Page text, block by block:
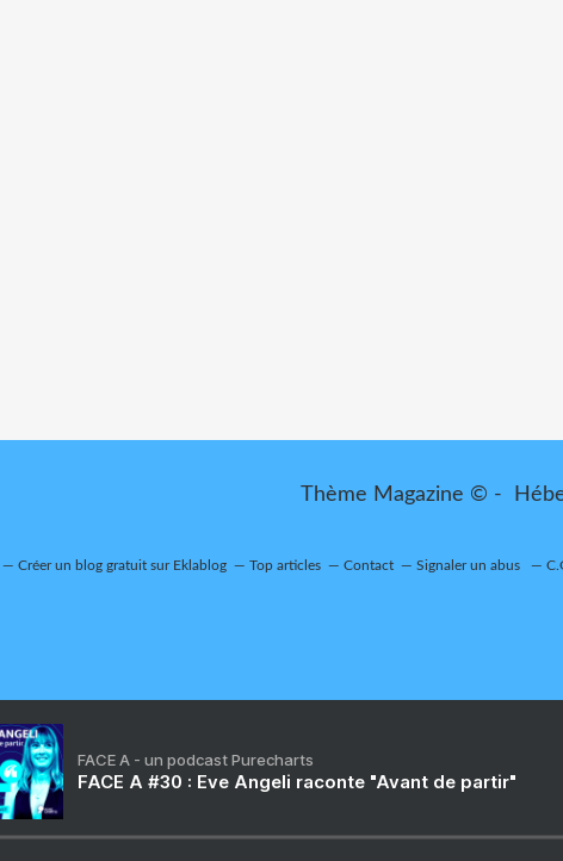
Thème Magazine © -
Créer un blog gratuit sur Eklablog Top articles Contact Signaler un abus
FACE A - un podcast Purecharts
FACE A #30 : Eve Angeli raconte "Avant de partir"